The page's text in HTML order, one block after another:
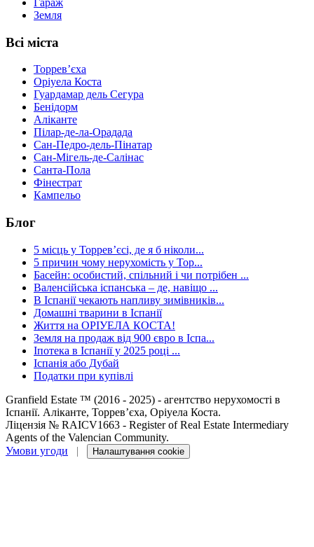
Гараж
Земля
Всі міста
Торревʼєха
Оріуела Коста
Гуардамар дель Сегура
Бенідорм
Аліканте
Пілар-де-ла-Орадада
Сан-Педро-дель-Пінатар
Сан-Мігель-де-Салінас
Санта-Пола
Фінестрат
Кампельо
Блог
5 місць у Торревʼєсі, де я б ніколи...
5 причин чому нерухомість у Тор...
Басейн: особистий, спільний і чи потрібен ...
Валенсійська іспанська – де, навіщо ...
В Іспанії чекають напливу зимівників...
Домашні тварини в Іспанії
Життя на ОРІУЕЛА КОСТА!
Земля на продаж від 900 євро в Іспа...
Іпотека в Іспанії у 2025 році ...
Іспанія або Дубай
Податки при купівлі
Granfield Estate ™ (2016 - 2025) - агентство нерухомості в
Іспанії. Аліканте, Торревʼєха, Оріуела Коста.
Ліцензія № RAICV1663 - Register of Real Estate Intermediary
Agents of the Valencian Community.
Умови угоди
| Налаштування cookie